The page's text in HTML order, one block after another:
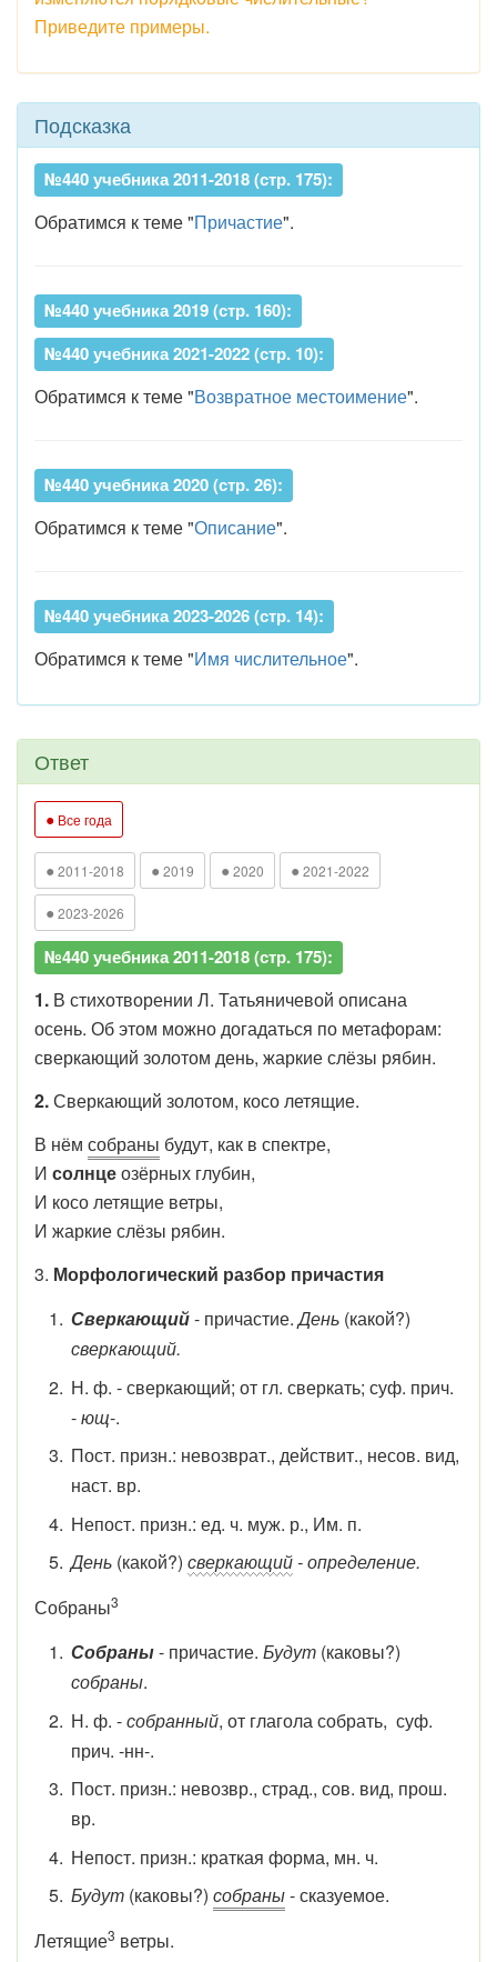
Приведите примеры.
Подсказка
№440 учебника 2011-2018 (стр. 175):
Обратимся к теме "Причастие".
№440 учебника 2019 (стр. 160):
№440 учебника 2021-2022 (стр. 10):
Обратимся к теме "Возвратное местоимение".
№440 учебника 2020 (стр. 26):
Обратимся к теме "Описание".
№440 учебника 2023-2026 (стр. 14):
Обратимся к теме "Имя числительное".
Ответ
● Все года
● 2011-2018 ● 2019 ● 2020 ● 2021-2022
● 2023-2026
№440 учебника 2011-2018 (стр. 175):
1. В стихотворении Л. Татьяничевой описана
осень. Об этом можно догадаться по метафорам:
сверкающий золотом день, жаркие слёзы рябин.
2.Сверкающий золотом, косо летящие.
В нём собраны будут, как в спектре,
И солнцеозёрных глубин,
И косо летящие ветры,
И жаркие слёзы рябин.
3. Морфологический разбор причастия
Сверкающий- причастие.День (какой?)
сверкающий.
Н. ф. - сверкающий; от гл. сверкать; суф. прич.
-ющ-.
Пост. призн.: невозврат., действит., несов. вид,
наст. вр.
Непост. призн.: ед. ч. муж. р., Им. п.
День (какой?) сверкающий- определение.
Собраны3
Собраны- причастие. Будут(каковы?)
собраны.
Н. ф. -собранный, от глагола собрать, суф.
прич. -нн-.
Пост. призн.: невозвр., страд., сов. вид, прош.
вр.
Непост. призн.: краткая форма, мн. ч.
Будут(каковы?) собраны- сказуемое.
Летящие3 ветры.